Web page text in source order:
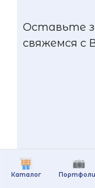
Каталог
Оставьте
свяжемся с